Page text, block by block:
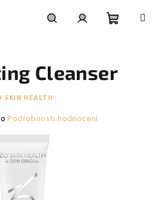
košík
Cleanser
SKIN HEALTH
Podrobnosti hodnocení